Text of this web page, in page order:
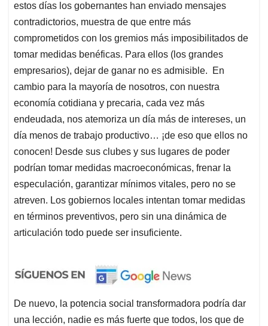
estos días los gobernantes han enviado mensajes
contradictorios, muestra de que entre más
comprometidos con los gremios más imposibilitados de
tomar medidas benéficas. Para ellos (los grandes
empresarios), dejar de ganar no es admisible. En
cambio para la mayoría de nosotros, con nuestra
economía cotidiana y precaria, cada vez más
endeudada, nos atemoriza un día más de intereses, un
día menos de trabajo productivo… ¡de eso que ellos no
conocen! Desde sus clubes y sus lugares de poder
podrían tomar medidas macroeconómicas, frenar la
especulación, garantizar mínimos vitales, pero no se
atreven. Los gobiernos locales intentan tomar medidas
en términos preventivos, pero sin una dinámica de
articulación todo puede ser insuficiente.
De nuevo, la potencia social transformadora podría dar
una lección, nadie es más fuerte que todos, los que de